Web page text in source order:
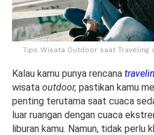
Tips Wisata Outdoor saat Traveling
Kalau kamu punya rencana
wisata outdoor, pastikan kamu
penting terutama saat cuaca
luar ruangan dengan cuaca
liburan kamu. Namun, tidak perlu